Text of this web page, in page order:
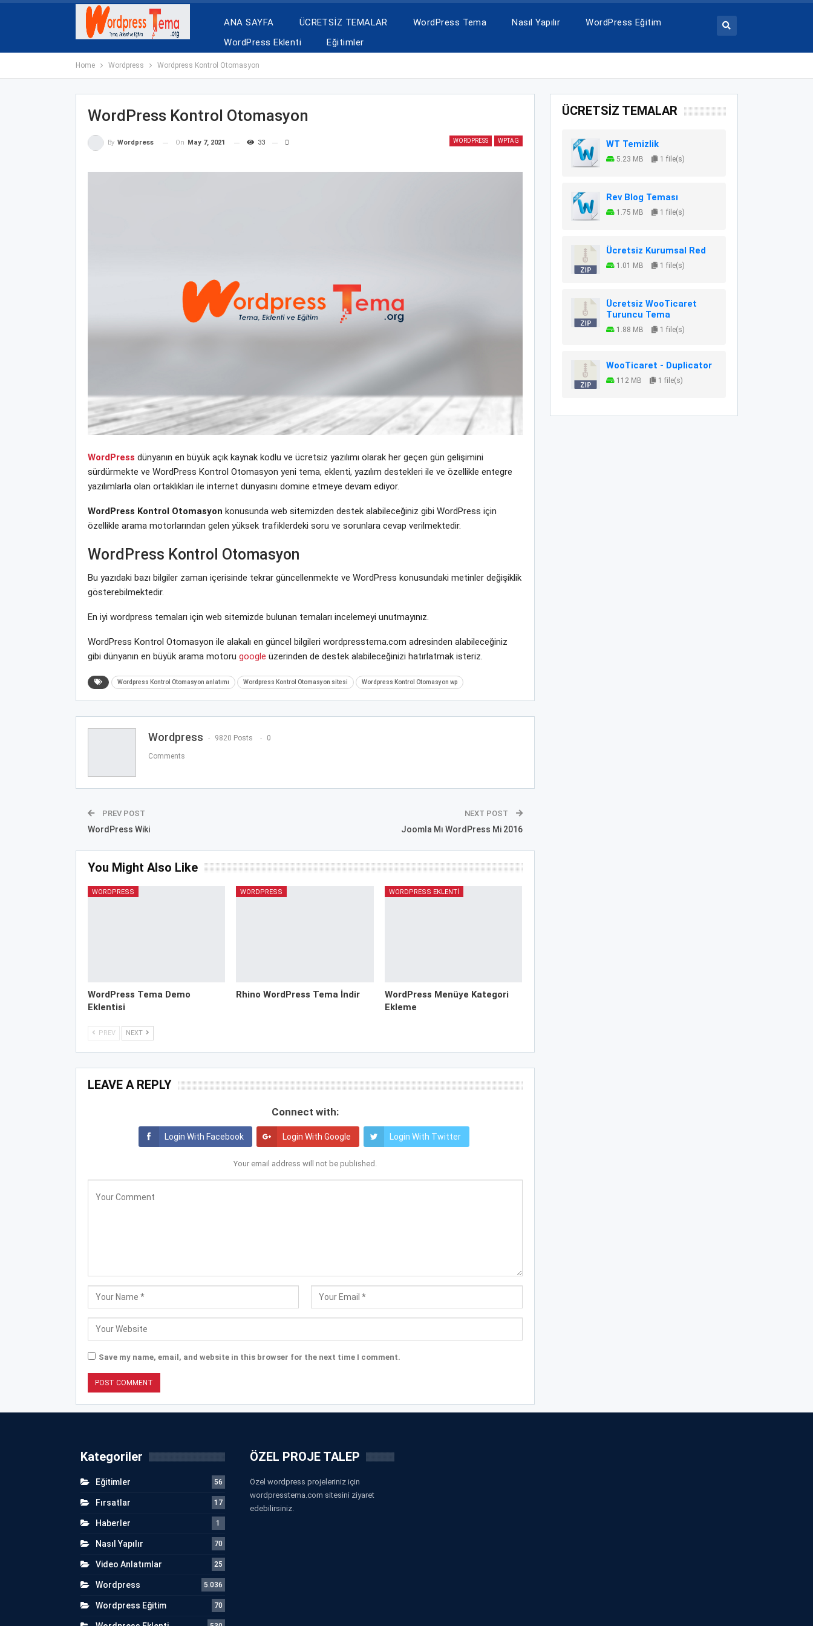
ANA SAYFA ÜCRETSİZ TEMALAR WordPress Tema Nasıl Yapılır
WordPress Eğitim
WordPress Eklenti
Eğitimler
Home Wordpress Wordpress Kontrol Otomasyon
WordPress Kontrol Otomasyon
WORDPRESS WPTAG
By Wordpress On May 7, 2021 33
WordPress dünyanın en büyük açık kaynak kodlu ve ücretsiz yazılımı olarak her geçen gün gelişimini
sürdürmekte ve WordPress Kontrol Otomasyon yeni tema, eklenti, yazılım destekleri ile ve özellikle entegre
yazılımlarla olan ortaklıkları ile internet dünyasını domine etmeye devam ediyor.
WordPress Kontrol Otomasyon konusunda web sitemizden destek alabileceğiniz gibi WordPress için
özellikle arama motorlarından gelen yüksek trafiklerdeki soru ve sorunlara cevap verilmektedir.
WordPress Kontrol Otomasyon
Bu yazıdaki bazı bilgiler zaman içerisinde tekrar güncellenmekte ve WordPress konusundaki metinler değişiklik
gösterebilmektedir.
En iyi wordpress temaları için web sitemizde bulunan temaları incelemeyi unutmayınız.
WordPress Kontrol Otomasyon ile alakalı en güncel bilgileri wordpresstema.com adresinden alabileceğiniz
gibi dünyanın en büyük arama motoru google üzerinden de destek alabileceğinizi hatırlatmak isteriz.
Wordpress Kontrol Otomasyon anlatımı Wordpress Kontrol Otomasyon sitesi Wordpress Kontrol Otomasyon wp
Wordpress 9820 Posts 0
Comments
PREV POST
WordPress Wiki
NEXT POST
Joomla Mı WordPress Mi 2016
You Might Also Like
WORDPRESS
WordPress Tema Demo
Eklentisi
WORDPRESS
Rhino WordPress Tema İndir
WORDPRESS EKLENTI
WordPress Menüye Kategori
Ekleme
PREV NEXT
LEAVE A REPLY
Connect with:
Login With Facebook Login With Google Login With Twitter
Your email address will not be published.
Save my name, email, and website in this browser for the next time I comment.
ÜCRETSİZ TEMALAR
WT Temizlik
5.23 MB 1 file(s)
Rev Blog Teması
1.75 MB 1 file(s)
Ücretsiz Kurumsal Red
1.01 MB 1 file(s)
Ücretsiz WooTicaret
Turuncu Tema
1.88 MB 1 file(s)
WooTicaret - Duplicator
112 MB 1 file(s)
Kategoriler
Eğitimler 56
Fırsatlar 17
Haberler 1
Nasıl Yapılır 70
Video Anlatımlar 25
Wordpress 5.036
Wordpress Eğitim 70
ÖZEL PROJE TALEP
Özel wordpress projeleriniz için
wordpresstema.com sitesini ziyaret
edebilirsiniz.